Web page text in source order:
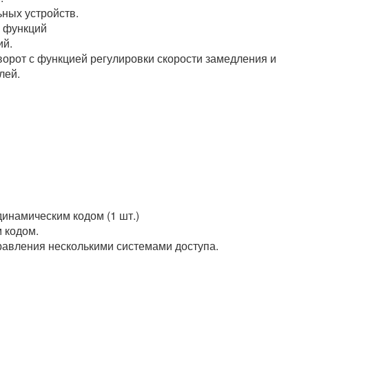
устройств.
с функцией регулировки скорости замедления и
кодом (1 шт.)
кодом.
несколькими системами доступа.